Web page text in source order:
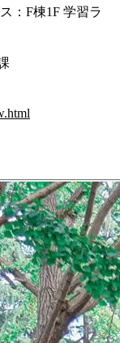
：F棟1F 学習ラ